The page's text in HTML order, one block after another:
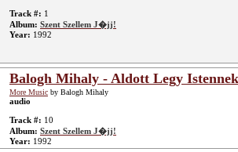
Track #: 1
Album: Szent Szellem J�jj!
Year: 1992
Balogh Mihaly - Aldott Legy
More Music by Balogh Mihaly
audio
Track #: 10
Album: Szent Szellem J�jj!
Year: 1992